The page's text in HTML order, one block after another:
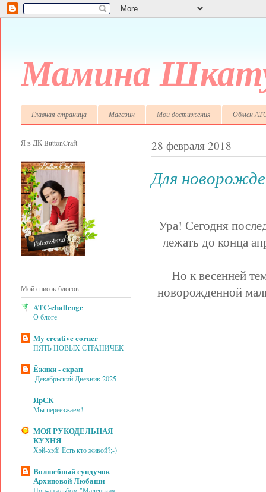
Мамина
Главная страница Магазин Мои достижения Обмен
28 февраля 2018
Для
Ура! Сегодня
лежать до конца
Но к весенней
новорожденной
Я в ДК ButtonCraft
Мой список блогов
ATC-challenge
О блоге
My creative corner
ПЯТЬ НОВЫХ СТРАНИЧЕК
Ёжики - скрап
,Декабрьский Дневник 2025
ЯрСК
Мы переезжаем!
МОЯ РУКОДЕЛЬНАЯ
КУХНЯ
Хэй-хэй! Есть кто живой?;-)
Волшебный сундучок
Архиповой Любаши